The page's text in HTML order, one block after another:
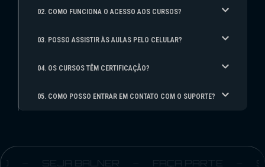
02. COMO FUNCIONA O ACESSO AOS CURSOS?
03. POSSO ASSISTIR ÀS AULAS PELO CELULAR?
04. OS CURSOS TÊM CERTIFICAÇÃO?
05. COMO POSSO ENTRAR EM CONTATO COM O SUPORTE?
SEJA BALNER FAÇA PARTE